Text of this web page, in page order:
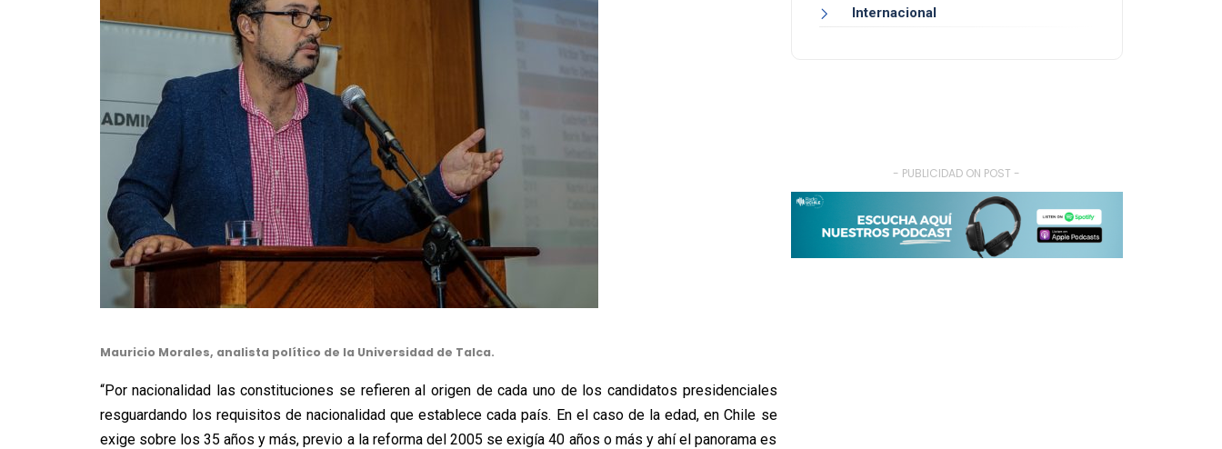
Mauricio Morales, analista político de la Universidad de Talca.
“Por nacionalidad las constituciones se refieren al origen de cada uno de los candidatos presidenciales
resguardando los requisitos de nacionalidad que establece cada país. En el caso de la edad, en Chile se
exige sobre los 35 años y más, previo a la reforma del 2005 se exigía 40 años o más y ahí el panorama es
Internacional
- PUBLICIDAD ON POST -